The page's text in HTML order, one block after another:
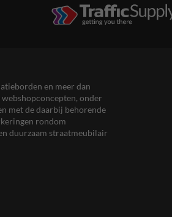
en meer dan
onder
met de daarbij behorende
rondom
duurzaam straatmeubilair